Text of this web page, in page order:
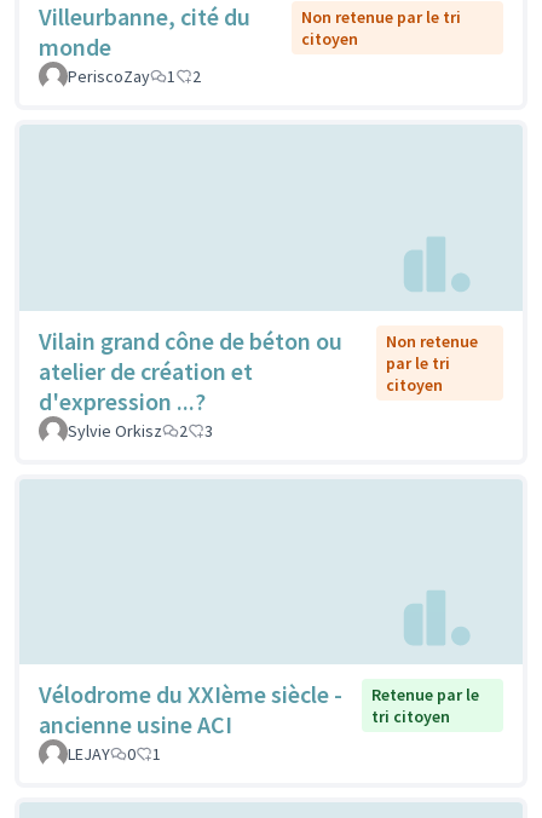
Villeurbanne, cité du
monde
Non retenue par le tri
citoyen
PeriscoZay
1 2
Vilain grand cône de béton ou
atelier de création et
d'expression ...?
Non retenue
par le tri
citoyen
Sylvie Orkisz 2 3
Vélodrome du XXIème siècle -
ancienne usine ACI
Retenue par le
tri citoyen
LEJAY
0 1